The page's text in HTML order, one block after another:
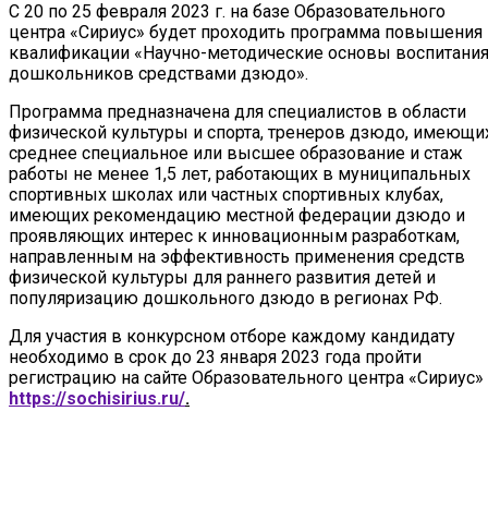
С 20 по 25 февраля 2023 г. на базе Образовательного
центра «Сириус» будет проходить программа повышения
квалификации «Научно-методические основы воспитания
дошкольников средствами дзюдо».
Программа предназначена для специалистов в области
физической культуры и спорта, тренеров дзюдо,
среднее специальное или высшее образование и стаж
работы не менее 1,5 лет, работающих в муниципальных
спортивных школах или частных спортивных клубах,
имеющих рекомендацию местной федерации дзюдо и
проявляющих интерес к инновационным разработкам,
направленным на эффективность применения средств
физической культуры для раннего развития детей и
популяризацию дошкольного дзюдо в регионах РФ.
Для участия в конкурсном отборе каждому кандидату
необходимо в срок до 23 января 2023 года пройти
регистрацию на сайте Образовательного центра «Сириус»
https://sochisirius.ru/.